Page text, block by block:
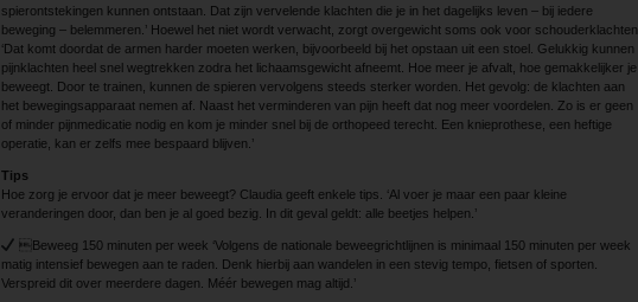
spierontstekingen kunnen ontstaan. Dat zijn vervelende klachten die je in het dagelijks leven – bij iedere
beweging – belemmeren.’ Hoewel het niet wordt verwacht, zorgt overgewicht soms ook voor schouderklachten.
‘Dat komt doordat de armen harder moeten werken, bijvoorbeeld bij het opstaan uit een stoel. Gelukkig kunnen
pijnklachten heel snel wegtrekken zodra het lichaamsgewicht afneemt. Hoe meer je afvalt, hoe gemakkelijker je
beweegt. Door te trainen, kunnen de spieren vervolgens steeds sterker worden. Het gevolg: de klachten aan
het bewegingsapparaat nemen af. Naast het verminderen van pijn heeft dat nog meer voordelen. Zo is er geen
of minder pijnmedicatie nodig en kom je minder snel bij de orthopeed terecht. Een knieprothese, een heftige
operatie, kan er zelfs mee bespaard blijven.’
Tips
Hoe zorg je ervoor dat je meer beweegt? Claudia geeft enkele tips. ‘Al voer je maar een paar kleine
veranderingen door, dan ben je al goed bezig. In dit geval geldt: alle beetjes helpen.’
Beweeg 150 minuten per week ‘Volgens de nationale beweegrichtlijnen is minimaal 150 minuten per week
matig intensief bewegen aan te raden. Denk hierbij aan wandelen in een stevig tempo, fietsen of sporten.
Verspreid dit over meerdere dagen. Méér bewegen mag altijd.’